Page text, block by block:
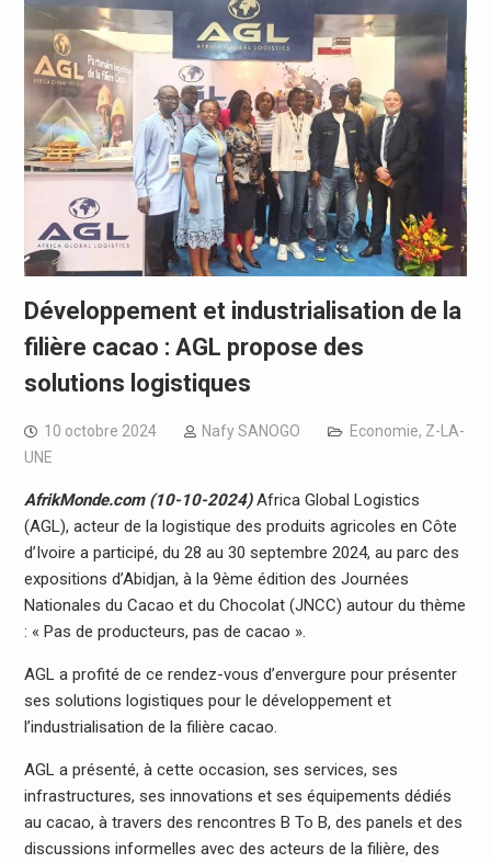
Développement et industrialisation de la
filière cacao : AGL propose des
solutions logistiques
10 octobre 2024 Nafy SANOGO Economie, Z-LA-
UNE
AfrikMonde.com (10-10-2024)Africa Global Logistics
(AGL), acteur de la logistique des produits agricoles en Côte
d’Ivoire a participé, du 28 au 30 septembre 2024, au parc des
expositions d’Abidjan, à la 9ème édition des Journées
Nationales du Cacao et du Chocolat (JNCC) autour du thème
: « Pas de producteurs, pas de cacao ».
AGL a profité de ce rendez-vous d’envergure pour présenter
ses solutions logistiques pour le développement et
l’industrialisation de la filière cacao.
AGL a présenté, à cette occasion, ses services, ses
infrastructures, ses innovations et ses équipements dédiés
au cacao, à travers des rencontres B To B, des panels et des
discussions informelles avec des acteurs de la filière, des